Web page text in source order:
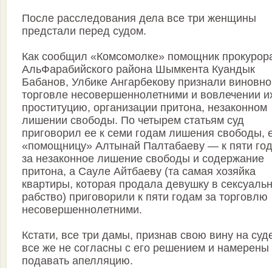
После расследования дела все три женщины
предстали перед судом.
Как сообщил «Комсомолке» помощник
АльФарабийского района Шымкента Куандык
Бабанов, Улбике Ангарбекову признали
торговле несовершеннолетними и вовлечении
проституцию, организации притона, незаконном
лишении свободы. По четырем статьям суд
приговорил ее к семи годам лишения свободы,
«помощницу» Алтынай Палтабаеву — к пяти
за незаконное лишение свободы и содержание
притона, а Сауле Айтбаеву (та самая хозяйка
квартиры, которая продала девушку в
рабство) приговорили к пяти годам за торговлю
несовершеннолетними.
Кстати, все три дамы, признав свою вину на
все же не согласны с его решением и намерены
подавать апелляцию.